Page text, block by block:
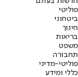
פוליטי
ביטחוני
חינוך
בריאות
משפט
תחבורה
פוליטי-מדיני
כללי ומידע